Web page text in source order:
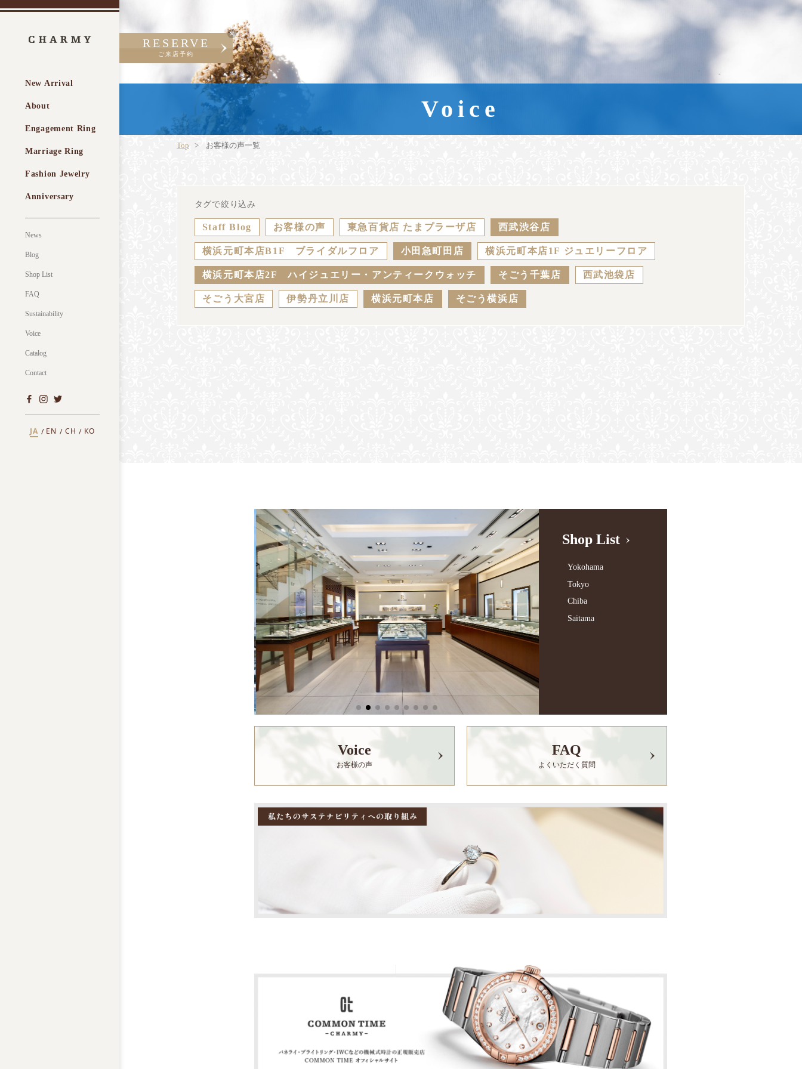
New Arrival
About
Engagement Ring
Marriage Ring
Fashion Jewelry
Anniversary
News
Blog
Shop List
FAQ
Sustainability
Voice
Catalog
Contact
JA EN CH KO
RESERVE
ご来店予約
Voice
Top お客様の声一覧
タグで絞り込み
Staff Blog お客様の声 東急百貨店 たまプラーザ店 西武渋谷店
横浜元町本店B1F ブライダルフロア 小田急町田店 横浜元町本店1F ジュエリーフロア
横浜元町本店2F ハイジュエリー・アンティークウォッチ そごう千葉店 西武池袋店
そごう大宮店 伊勢丹立川店 横浜元町本店 そごう横浜店
Shop List
Yokohama
Tokyo
Chiba
Saitama
Voice
お客様の声
FAQ
よくいただく質問